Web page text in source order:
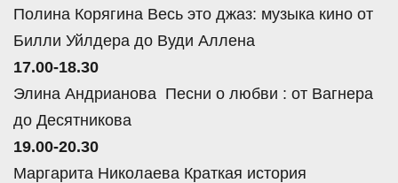
Полина Корягина Весь это джаз: музыка кино от
Билли Уйлдера до Вуди Аллена
17.00-18.30
Элина Андрианова Песни о любви : от Вагнера
до Десятникова
19.00-20.30
Маргарита Николаева Краткая история